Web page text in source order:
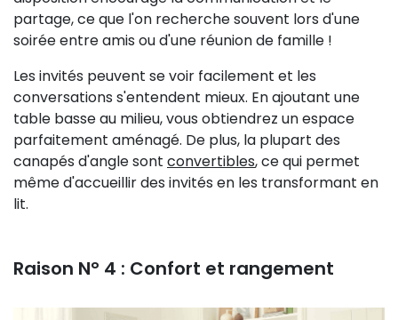
partage, ce que l'on recherche souvent lors d'une
soirée entre amis ou d'une réunion de famille !
Les invités peuvent se voir facilement et les
conversations s'entendent mieux. En ajoutant une
table basse au milieu, vous obtiendrez un espace
parfaitement aménagé. De plus, la plupart des
canapés d'angle sont convertibles, ce qui permet
même d'accueillir des invités en les transformant en
lit.
Raison N° 4 : Confort et rangement